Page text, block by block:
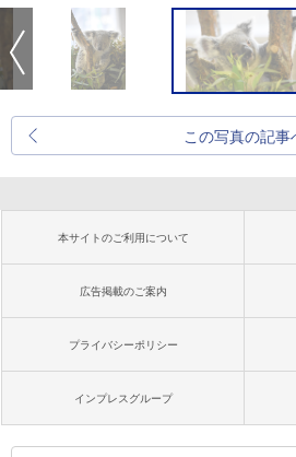
この写真の記事
本サイトのご利用について
広告掲載のご案内
プライバシーポリシー
インプレスグループ